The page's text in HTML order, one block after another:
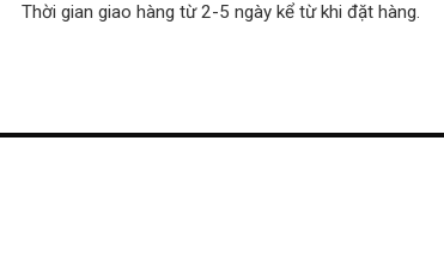
Thời gian giao hàng từ 2-5 ngày kể từ khi đặt hàng.